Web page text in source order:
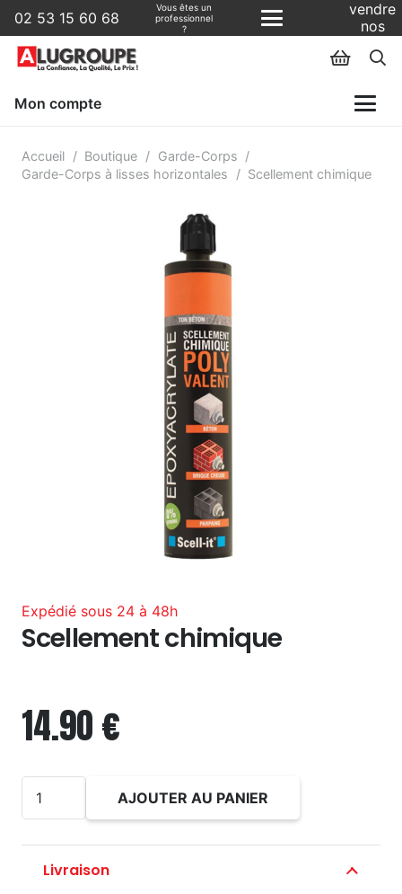
02 53 15 60 68
Vous êtes un
professionnel
?
vendre
nos
?
Mon compte
Accueil / Boutique / Garde-Corps /
Garde-Corps à lisses horizontales
/ Scellement chimique
Expédié sous 24 à 48h
Scellement chimique
14.90€
chimique
AJOUTER AU PANIER
Livraison